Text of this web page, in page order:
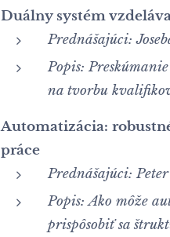
Duálny systém
Prednášajúci:
Popis:
na tvorbu
Automatizácia:
práce
Prednášajúci:
Popis:Ako môže
prispôsobiť sa